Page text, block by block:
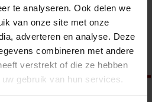
te analyseren. Ook delen we
van onze site met onze
adverteren en analyse. Deze
combineren met andere
verstrekt of die ze hebben
gebruik van hun services.
Dat roept gelijk de vraag op wat
en wat niet? Begrijpelijkerwijs gaat
naar die vraag uit. Als …